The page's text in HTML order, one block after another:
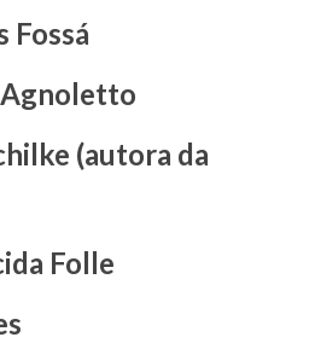
Fossá
(autora da
Folle